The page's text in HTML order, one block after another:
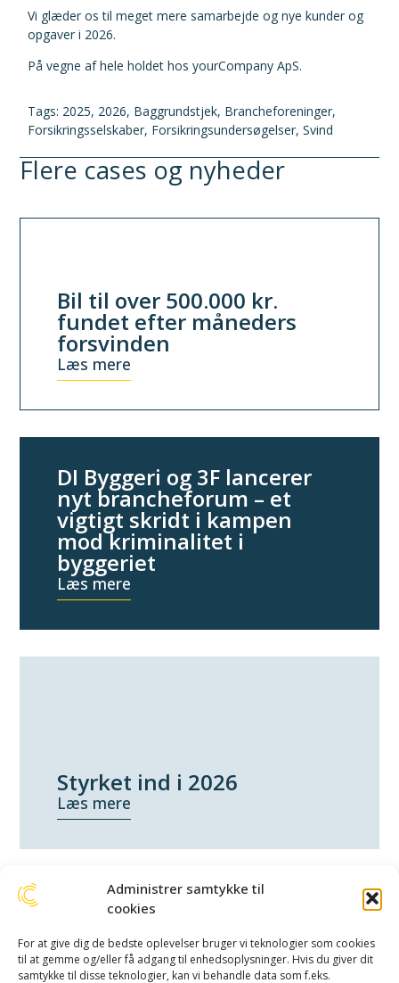
Administrer samtykke til
cookies
For at give dig de bedste oplevelser bruger vi teknologier som cookies
til at gemme og/eller få adgang til enhedsoplysninger. Hvis du giver dit
samtykke til disse teknologier, kan vi behandle data som f.eks.
Vi glæder os til meget mere samarbejde og nye kunder og
opgaver i 2026.
På vegne af hele holdet hos yourCompany ApS.
Tags: 2025, 2026, Baggrundstjek, Brancheforeninger,
Forsikringsselskaber, Forsikringsundersøgelser,Svind
Flere cases og nyheder
Bil til over 500.000 kr.
fundet efter måneders
forsvinden
Læs mere
DI Byggeri og 3F lancerer
nyt brancheforum – et
vigtigt skridt i kampen
mod kriminalitet i
byggeriet
Læs mere
Styrket ind i 2026
Læs mere
Outsourcing
Forsikringsundersøgelser
Baggrundstjek
yourCompany
ApS
+45 53 53